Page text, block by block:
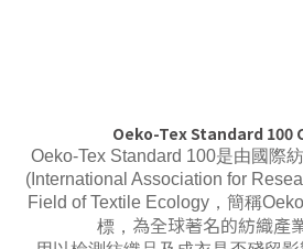
Oeko-Tex Standard 100
Oeko-Tex Standard 100是由國際
(International Association for
Field of Textile Ecology ，簡稱
標， 為全球著名的紡織產